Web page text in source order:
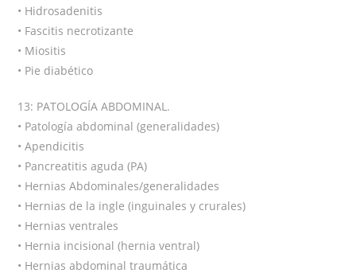
• Hidrosadenitis
• Fascitis necrotizante
• Miositis
• Pie diabético
13: PATOLOGÍA ABDOMINAL.
• Patología abdominal (generalidades)
• Apendicitis
• Pancreatitis aguda (PA)
• Hernias Abdominales/generalidades
• Hernias de la ingle (inguinales y crurales)
• Hernias ventrales
• Hernia incisional (hernia ventral)
• Hernias abdominal traumática